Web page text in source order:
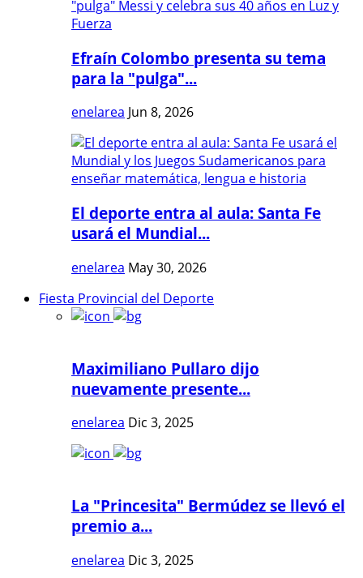
Efraín Colombo presenta su tema
para la "pulga"...
enelarea Jun 8, 2026
El deporte entra al aula: Santa Fe
usará el Mundial...
enelarea May 30, 2026
Fiesta Provincial del Deporte
Maximiliano Pullaro dijo
nuevamente presente...
enelarea Dic 3, 2025
La "Princesita" Bermúdez se llevó el
premio a...
enelarea Dic 3, 2025